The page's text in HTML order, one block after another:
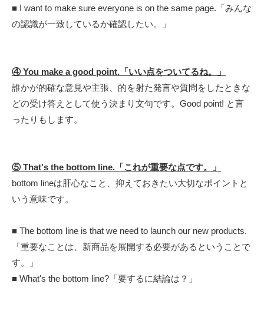
■ I want to make sure everyone is on the same page.「みんな
の認識が一致しているか確認したい。」
④ You make a good point.「いい点をついてるね。
」
誰かが的確な意見や主張、的を射た発言や質問をしたときな
どの受け答えとして使う決まり文句です。 Good point! と言
ったりもします。
⑤ That's the bottom line.「これが重要な点です。」
bottom lineは肝心なこと、抑えておきたい大切なポイントと
いう意味です。
■ The bottom line is that we need to launch our new products.
「重要なことは、新商品を展開する必要があるということで
す。」
■ What's the bottom line?「要するに結論は？」